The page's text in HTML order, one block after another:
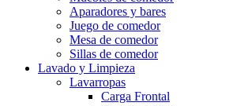
Aparadores y bares
Juego de comedor
Mesa de comedor
Sillas de comedor
Lavado y Limpieza
Lavarropas
Carga Frontal